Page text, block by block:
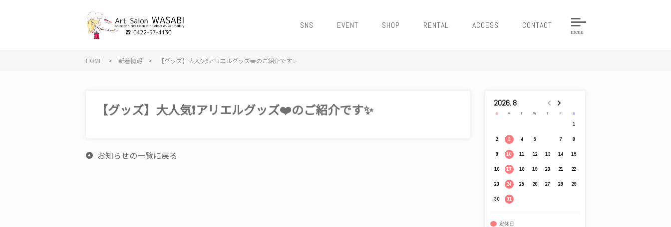
SNS EVENT SHOP RENTAL ACCESS CONTACT
menu
HOME > 新着情報 > 【グッズ】大人気❗️アリエルグッズ❤️のご紹介です✨
【グッズ】大人気❗️アリエルグッズ❤️のご紹介です✨
お知らせの一覧に戻る
2026. 8
S M T W T F S
1
2 3 4 5 7 8
9 10 11 12 13 14 15
16 17 18 19 20 21 22
23 24 25 26 27 28 29
30 31
定休日